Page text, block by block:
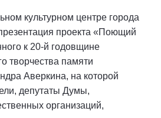
культурном центре города
проекта «Поющий
к 20-й годовщине
творчества памяти
Аверкина, на которой
депутаты Думы,
организаций,